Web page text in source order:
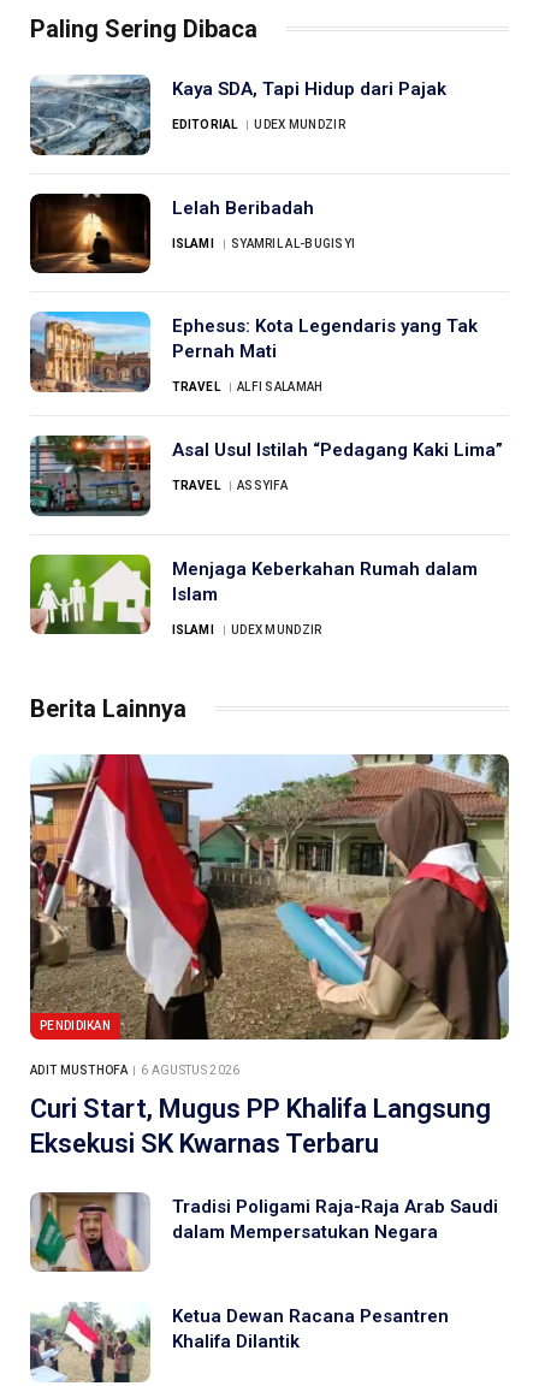
Paling Sering Dibaca
Kaya SDA, Tapi Hidup dari Pajak
EDITORIAL UDEX MUNDZIR
Lelah Beribadah
ISLAMI SYAMRIL AL-BUGISYI
Ephesus: Kota Legendaris yang Tak
Pernah Mati
TRAVEL ALFI SALAMAH
Asal Usul Istilah “Pedagang Kaki Lima”
TRAVEL ASSYIFA
Menjaga Keberkahan Rumah dalam
Islam
ISLAMI UDEX MUNDZIR
Berita Lainnya
PENDIDIKAN
ADIT MUSTHOFA 6 AGUSTUS 2026
Curi Start, Mugus PP Khalifa Langsung
Eksekusi SK Kwarnas Terbaru
Tradisi Poligami Raja-Raja Arab Saudi
dalam Mempersatukan Negara
Ketua Dewan Racana Pesantren
Khalifa Dilantik